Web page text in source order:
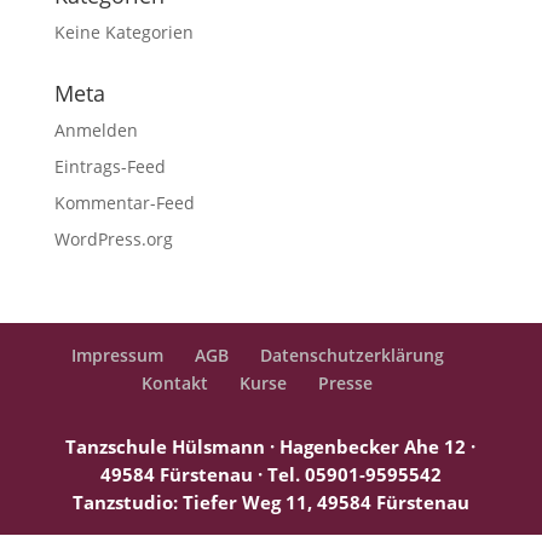
Keine Kategorien
Meta
Anmelden
Eintrags-Feed
Kommentar-Feed
WordPress.org
Impressum AGB
Datenschutzerklärung
Kontakt
Kurse Presse
Tanzschule Hülsmann · Hagenbecker Ahe 12 ·
49584 Fürstenau · Tel. 05901-9595542
Tanzstudio: Tiefer Weg 11, 49584 Fürstenau